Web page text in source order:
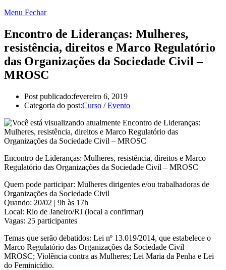
Menu Fechar
Encontro de Lideranças: Mulheres,
resistência, direitos e Marco Regulatório
das Organizações da Sociedade Civil –
MROSC
Post publicado:fevereiro 6, 2019
Categoria do post:Curso / Evento
Encontro de Lideranças: Mulheres, resistência, direitos e Marco
Regulatório das Organizações da Sociedade Civil – MROSC
Quem pode participar: Mulheres dirigentes e/ou trabalhadoras de
Organizações da Sociedade Civil
Quando: 20/02 | 9h às 17h
Local: Rio de Janeiro/RJ (local a confirmar)
Vagas: 25 participantes
Temas que serão debatidos: Lei nº 13.019/2014, que estabelece o
Marco Regulatório das Organizações da Sociedade Civil –
MROSC; Violência contra as Mulheres; Lei Maria da Penha e Lei
do Feminicídio.